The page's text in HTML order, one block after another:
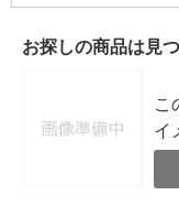
お探しの商品は見
こ
イ